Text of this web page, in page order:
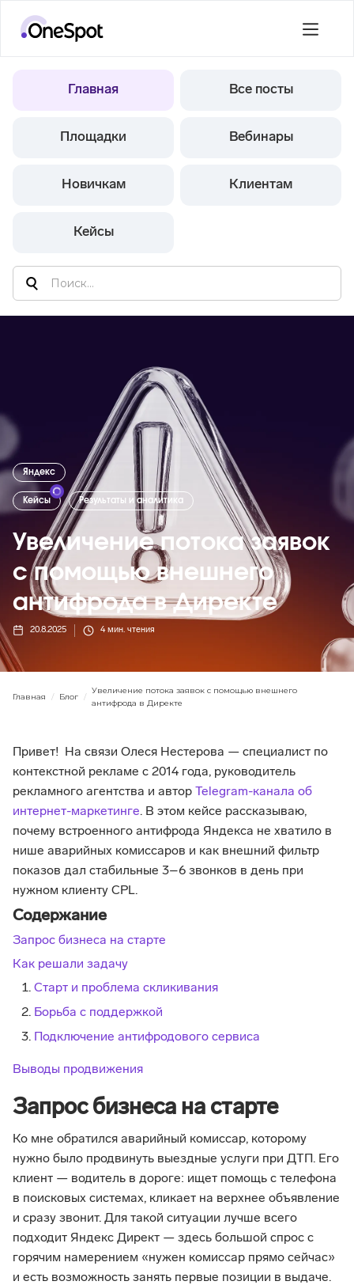
Главная Все посты
Площадки Вебинары
Новичкам Клиентам
Кейсы
Яндекс
Кейсы Результаты и аналитика
Увеличение потока заявок
с помощью внешнего
антифрода в Директе
20.8.2025 4мин. чтения
Главная / Блог /
Увеличение потока заявок с помощью внешнего
антифрода в Директе
Привет! На связи Олеся Нестерова — специалист по
контекстной рекламе с 2014 года, руководитель
рекламного агентства и автор Telegram-канала об
интернет-маркетинге. В этом кейсе рассказываю,
почему встроенного антифрода Яндекса не хватило в
нише аварийных комиссаров и как внешний фильтр
показов дал стабильные 3–6 звонков в день при
нужном клиенту CPL.
Содержание
Запрос бизнеса на старте
Как решали задачу
Старт и проблема скликивания
Борьба с поддержкой
Подключение антифродового сервиса
Выводы продвижения
Запрос бизнеса на старте
Ко мне обратился аварийный комиссар, которому
нужно было продвинуть выездные услуги при ДТП. Его
клиент — водитель в дороге: ищет помощь с телефона
в поисковых системах, кликает на верхнее объявление
и сразу звонит. Для такой ситуации лучше всего
подходит Яндекс Директ — здесь большой спрос с
горячим намерением «нужен комиссар прямо сейчас»
и есть возможность занять первые позиции в выдаче.